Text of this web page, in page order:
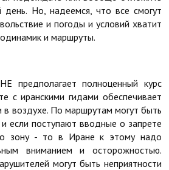
Но, надеемся, что все смогут
и погоды и условий хватит
и маршруты.
предполагает полноценный курс
с иранскими гидами обеспечивает
в воздухе. По маршрутам могут быть
если поступают вводные о запрете
зону - то в Иране к этому надо
вниманием и осторожностью.
могут быть неприятности